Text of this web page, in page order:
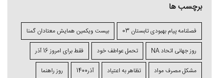
برچسب ها
فصلنامه پیام بهبودی تابستان 03 بیست ویکمین همایش معتادان گمنا
روز جهانی اتحاد NA تحمل عواطف خود فقط برای امروز 16 آذر
مشکل مصرف مواد تظاهر به اعتیاد آذر1400 روز راهنما